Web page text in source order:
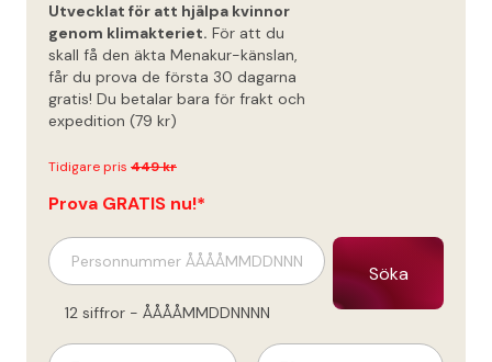
Utvecklat för att hjälpa kvinnor
genom klimakteriet. För att du
skall få den äkta Menakur-känslan,
får du prova de första 30 dagarna
gratis! Du betalar bara för frakt och
expedition (79 kr)
Tidigare pris 449 kr
Prova GRATIS nu!*
12 siffror - ÅÅÅÅMMDDNNNN
Söka